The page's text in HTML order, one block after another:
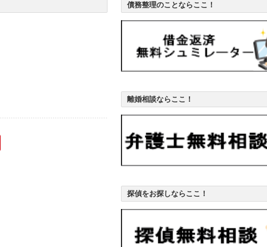
債務整理のことならここ！
離婚相談ならここ！
探偵をお探しならここ！